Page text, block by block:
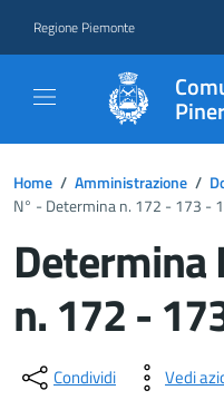
Regione Piemonte
Home / Amministrazione /
N° - Determina n. 172 - 173 -
Determina
n. 172 -
Dettagli del
Condividi Vedi